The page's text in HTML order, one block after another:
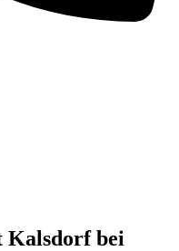
Kalsdorf bei